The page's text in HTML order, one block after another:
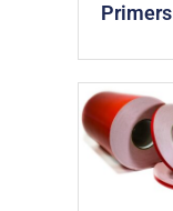
Primers